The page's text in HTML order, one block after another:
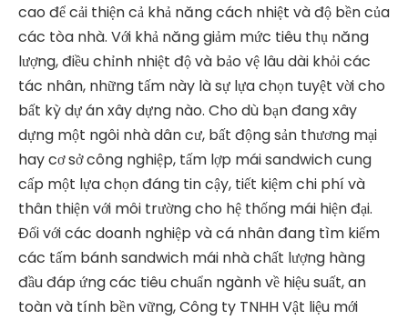
cao để cải thiện cả khả năng cách nhiệt và độ bền của
các tòa nhà. Với khả năng giảm mức tiêu thụ năng
lượng, điều chỉnh nhiệt độ và bảo vệ lâu dài khỏi các
tác nhân, những tấm này là sự lựa chọn tuyệt vời cho
bất kỳ dự án xây dựng nào. Cho dù bạn đang xây
dựng một ngôi nhà dân cư, bất động sản thương mại
hay cơ sở công nghiệp, tấm lợp mái sandwich cung
cấp một lựa chọn đáng tin cậy, tiết kiệm chi phí và
thân thiện với môi trường cho hệ thống mái hiện đại.
Đối với các doanh nghiệp và cá nhân đang tìm kiếm
các tấm bánh sandwich mái nhà chất lượng hàng
đầu đáp ứng các tiêu chuẩn ngành về hiệu suất, an
toàn và tính bền vững, Công ty TNHH Vật liệu mới